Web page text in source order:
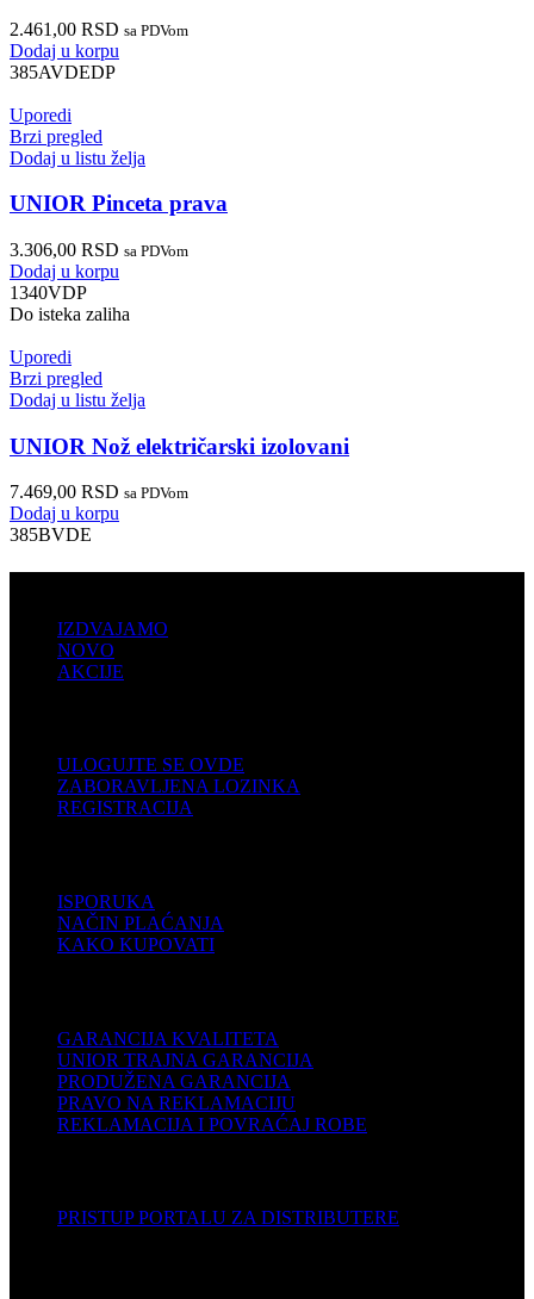
2.461,00 RSD sa PDVom
Dodaj u korpu
385AVDEDP
Uporedi
Brzi pregled
Dodaj u listu želja
UNIOR Pinceta prava
3.306,00 RSD sa PDVom
Dodaj u korpu
1340VDP
Do isteka zaliha
Uporedi
Brzi pregled
Dodaj u listu želja
UNIOR Nož električarski izolovani
7.469,00 RSD sa PDVom
Dodaj u korpu
385BVDE
IZDVAJAMO
NOVO
AKCIJE
ULOGUJTE SE OVDE
ZABORAVLJENA LOZINKA
REGISTRACIJA
ISPORUKA
NAČIN PLAĆANJA
KAKO KUPOVATI
GARANCIJA KVALITETA
UNIOR TRAJNA GARANCIJA
PRODUŽENA GARANCIJA
PRAVO NA REKLAMACIJU
REKLAMACIJA I POVRAĆAJ ROBE
PRISTUP PORTALU ZA DISTRIBUTERE